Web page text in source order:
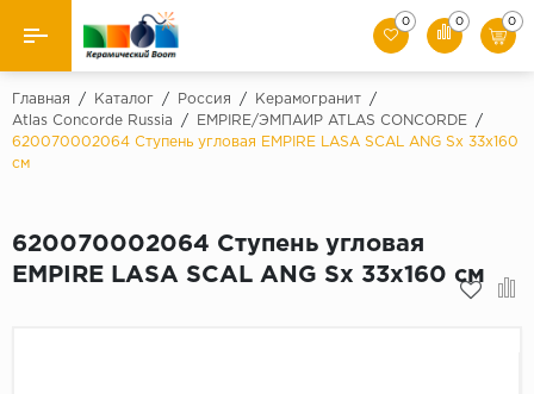
Назад
Производители
Керамогранит
0 0 0
Главная / Каталог / Россия / Керамогранит
/
Atlas Concorde Russia
/ EMPIRE/ЭМПАИР ATLAS CONCORDE
/
620070002064 Ступень угловая EMPIRE LASA SCAL ANG Sx 33x160
см
620070002064 Ступень угловая
EMPIRE LASA SCAL ANG Sx 33x160 см